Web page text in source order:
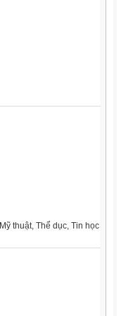
thuật, Thể dục, Tin học